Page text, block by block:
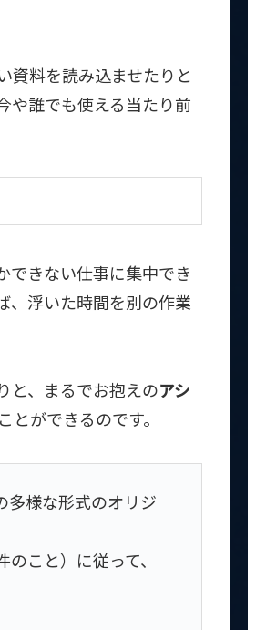
資料を読み込ませたりと
や誰でも使える当たり前
できない仕事に集中でき
、浮いた時間を別の作業
と、まるでお抱えのアシ
ができるのです。
多様な形式のオリジ
こと）に従って、